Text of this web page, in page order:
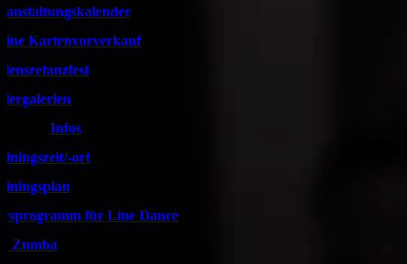
Kartenvorverkauf
Infos
ort
für Line Dance
Zumba